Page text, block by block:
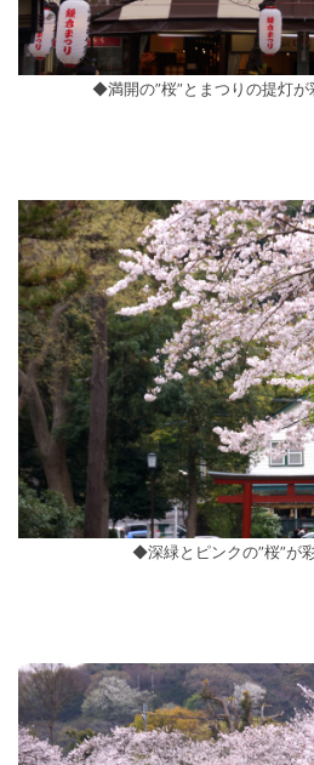
◆満開の”桜”とまつりの提灯が
◆深緑とピンクの”桜”が